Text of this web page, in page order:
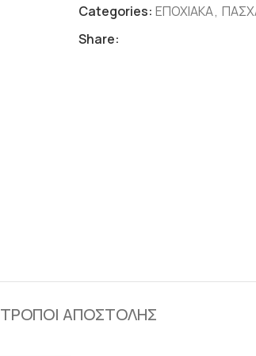
Categories: ΕΠΟΧΙΑΚΑ,
Share:
ΤΡΟΠΟΙ ΑΠΟΣΤΟΛΗΣ